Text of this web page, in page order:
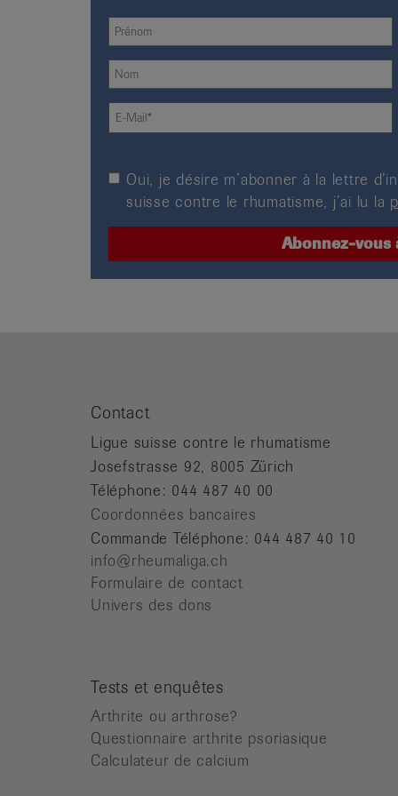
Oui, je désire m’abonner à la lettre
suisse contre le rhumatisme, j’ai lu la
Contact
Ligue suisse contre le rhumatisme
Josefstrasse 92, 8005 Zürich
Téléphone: 044 487 40 00
Coordonnées bancaires
Commande Téléphone: 044 487 40 10
info@rheumaliga.ch
Formulaire de contact
Univers des dons
Tests et enquêtes
Arthrite ou arthrose?
Questionnaire arthrite psoriasique
Calculateur de calcium